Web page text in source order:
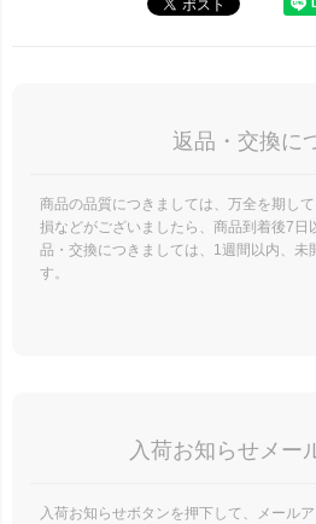
返品・交換に
商品の品質につきましては、万全を期し
損などがございましたら、商品到着後7日
品・交換につきましては、1週間以内、未
す。
入荷お知らせメー
入荷お知らせボタンを押下して、メール